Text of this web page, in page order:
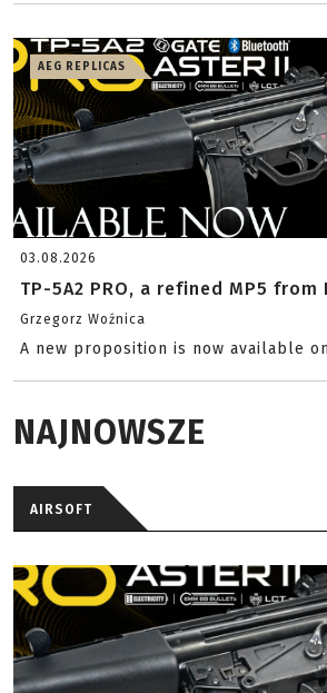
AEG REPLICAS
03.08.2026
TP-5A2 PRO, a refined MP5 from
Grzegorz Woźnica
A new proposition is now available
NAJNOWSZE
AIRSOFT